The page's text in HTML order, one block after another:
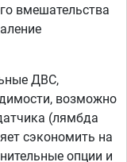
вмешательства
ДВС,
возможно
(лямбда
сэкономить на
опции и